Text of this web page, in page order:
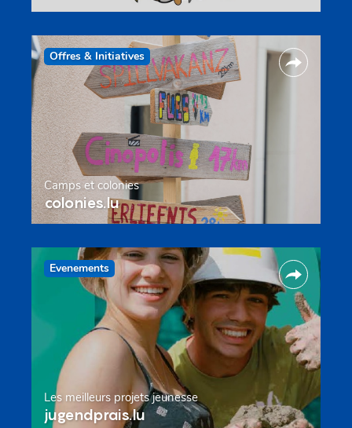
Offres & Initiatives
Camps et colonies
colonies.lu
Evenements
Les meilleurs projets jeunesse
jugendprais.lu